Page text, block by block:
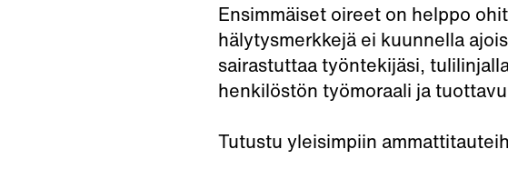
Ensimmäiset oireet on helppo
hälytysmerkkejä ei kuunnella
sairastuttaa työntekijäsi,
henkilöstön työmoraali ja
Tutustu yleisimpiin